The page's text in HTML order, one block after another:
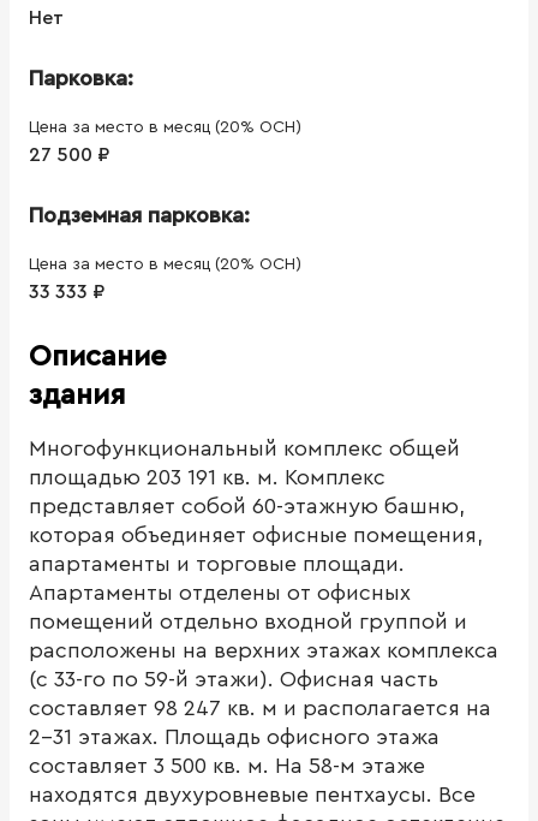
Нет
Парковка:
Цена за место в месяц (20% ОСН)
27 500 ₽
Подземная парковка:
Цена за место в месяц (20% ОСН)
33 333 ₽
Описание
здания
Многофункциональный комплекс общей
площадью 203 191 кв. м. Комплекс
представляет собой 60-этажную башню,
которая объединяет офисные помещения,
апартаменты и торговые площади.
Апартаменты отделены от офисных
помещений отдельно входной группой и
расположены на верхних этажах комплекса
(с 33-го по 59-й этажи). Офисная часть
составляет 98 247 кв. м и располагается на
2-31 этажах. Площадь офисного этажа
составляет 3 500 кв. м. На 58-м этаже
находятся двухуровневые пентхаусы. Все